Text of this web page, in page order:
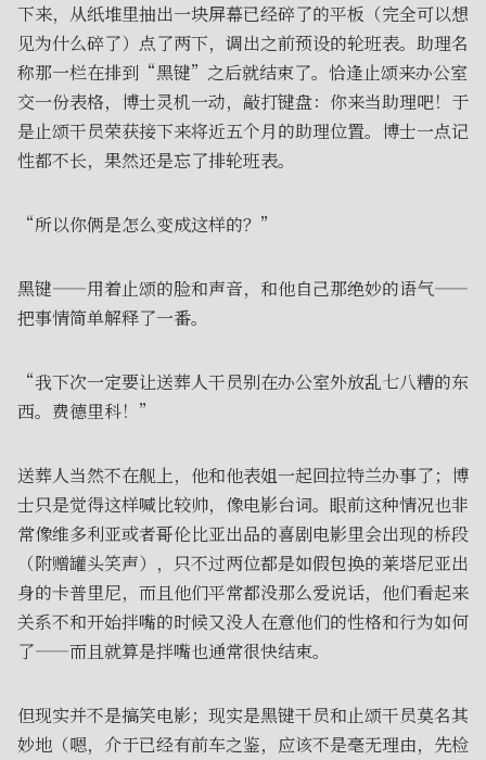
下来，从纸堆里抽出一块屏幕已经碎了的平板（完全可以想
见为什么碎了）点了两下，调出之前预设的轮班表。助理名
称那一栏在排到“黑键”之后就结束了。恰逢止颂来办公室
交一份表格，博士灵机一动，敲打键盘：你来当助理吧！于
是止颂干员荣获接下来将近五个月的助理位置。博士一点记
性都不长，果然还是忘了排轮班表。
“所以你俩是怎么变成这样的？”
黑键——用着止颂的脸和声音，和他自己那绝妙的语气——
把事情简单解释了一番。
“我下次一定要让送葬人干员别在办公室外放乱七八糟的东
西。费德里科！”
送葬人当然不在舰上，他和他表姐一起回拉特兰办事了；博
士只是觉得这样喊比较帅，像电影台词。眼前这种情况也非
常像维多利亚或者哥伦比亚出品的喜剧电影里会出现的桥段
（附赠罐头笑声），只不过两位都是如假包换的莱塔尼亚出
身的卡普里尼，而且他们平常都没那么爱说话，他们看起来
关系不和开始拌嘴的时候又没人在意他们的性格和行为如何
了——而且就算是拌嘴也通常很快结束。
但现实并不是搞笑电影；现实是黑键干员和止颂干员莫名其
妙地（嗯，介于已经有前车之鉴，应该不是毫无理由，先检